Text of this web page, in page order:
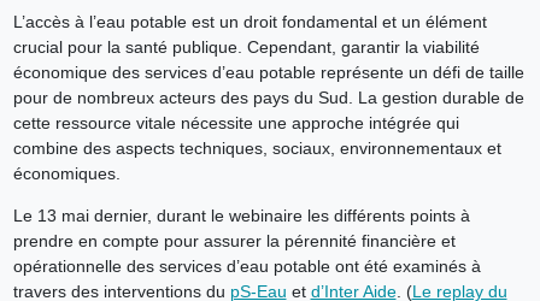
L’accès à l’eau potable est un droit fondamental et un élément
crucial pour la santé publique. Cependant, garantir la viabilité
économique des services d’eau potable représente un défi de taille
pour de nombreux acteurs des pays du Sud. La gestion durable de
cette ressource vitale nécessite une approche intégrée qui
combine des aspects techniques, sociaux, environnementaux et
économiques.
Le 13 mai dernier, durant le webinaire les différents points à
prendre en compte pour assurer la pérennité financière et
opérationnelle des services d’eau potable ont été examinés à
travers des interventions du pS-Eau et d’Inter Aide. (Le replay du